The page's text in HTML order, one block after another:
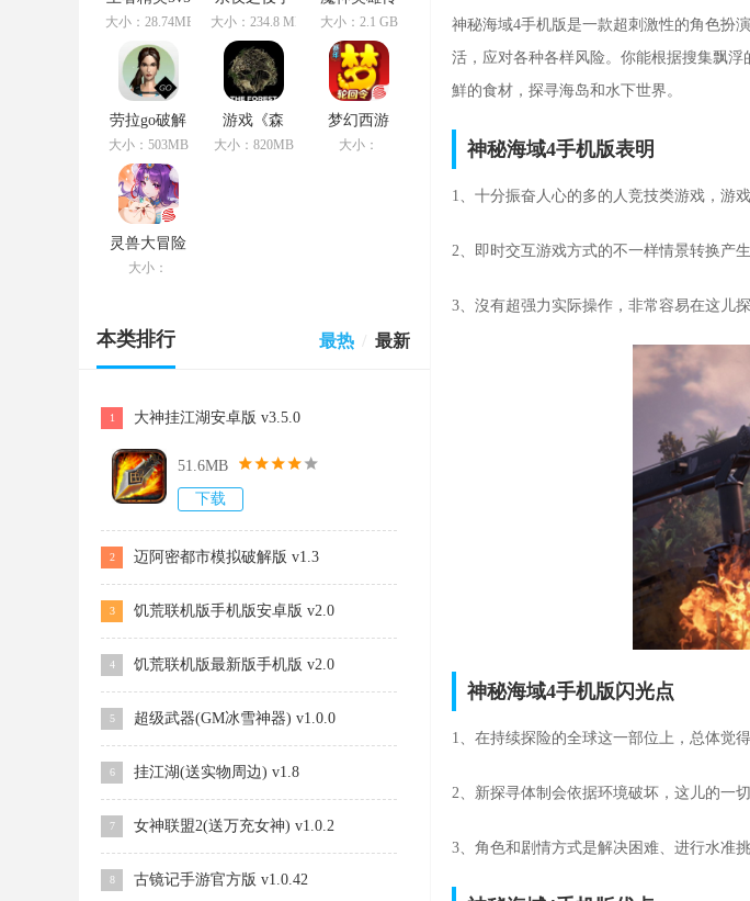
无限金币钻
石版 v1.1
大小：28.74MB
游官方版
大小：234.8 MB
游戏安卓版
v1.0.7
大小：2.1 GB
劳拉go破解
版 v2.1.7
大小：503MB
游戏《森
林》手机版
大小：820MB
梦幻西游
大小：
灵兽大冒险
大小：
本类排行 最热 最新
1 大神挂江湖安卓版 v3.5.0
51.6MB
下载
2 迈阿密都市模拟破解版 v1.3
3 饥荒联机版手机版安卓版 v2.0
4 饥荒联机版最新版手机版 v2.0
5 超级武器(GM冰雪神器) v1.0.0
6 挂江湖(送实物周边) v1.8
7 女神联盟2(送万充女神) v1.0.2
8 古镜记手游官方版 v1.0.42
神秘海域4手机版是一款超刺激性的角色扮
活，应对各种各样风险。你能根据搜集飘
鮮的食材，探寻海岛和水下世界。
神秘海域4手机版表明
1、十分振奋人心的多的人竞技类游戏，游
2、即时交互游戏方式的不一样情景转换产
3、沒有超强力实际操作，非常容易在这儿
神秘海域4手机版闪光点
1、在持续探险的全球这一部位上，总体觉
2、新探寻体制会依据环境破坏，这儿的一
3、角色和剧情方式是解决困难、进行水准